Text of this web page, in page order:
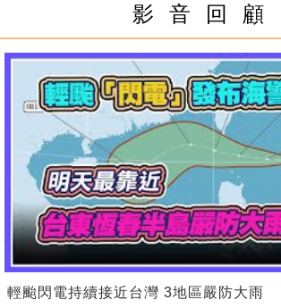
影 音 回 顧
輕颱閃電持續接近台灣 3地區嚴防大雨